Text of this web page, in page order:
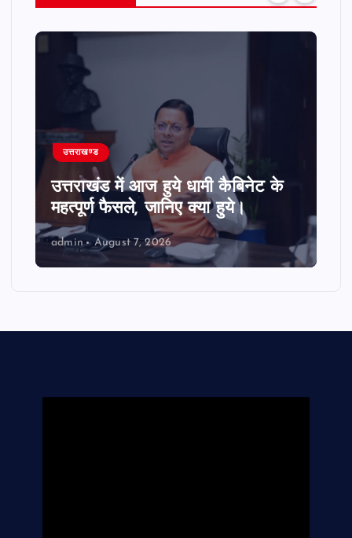
उत्तराखण्ड
उत्तराखंड में आज हुये धामी कैबिनेट के
महत्पूर्ण फैसले, जानिए क्या हुये।
admin August 7, 2026